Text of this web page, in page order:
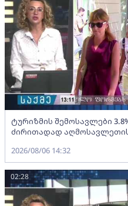
ტურიზმის შემოსავლები
ძირითადად
2026/08/06 14:32
02:28